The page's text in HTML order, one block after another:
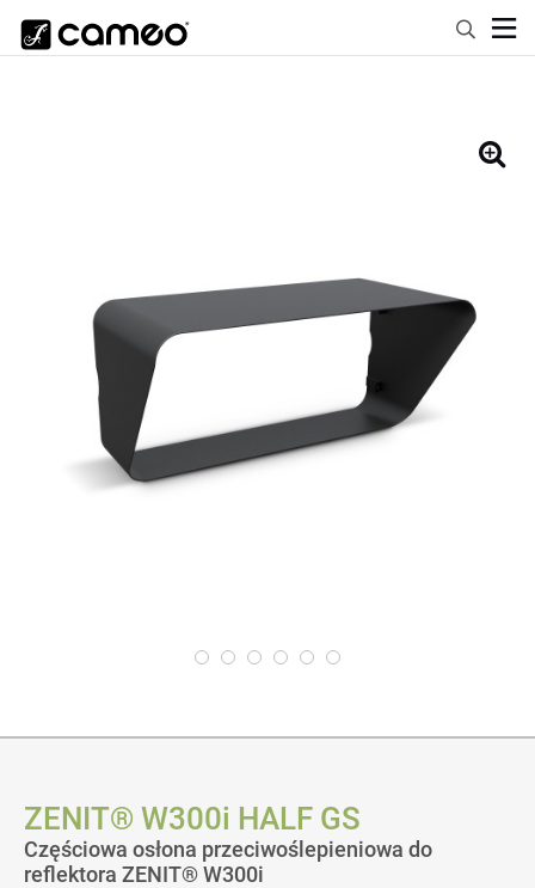
ZENIT® W300i HALF GS
Częściowa osłona przeciwoślepieniowa do
reflektora ZENIT® W300i